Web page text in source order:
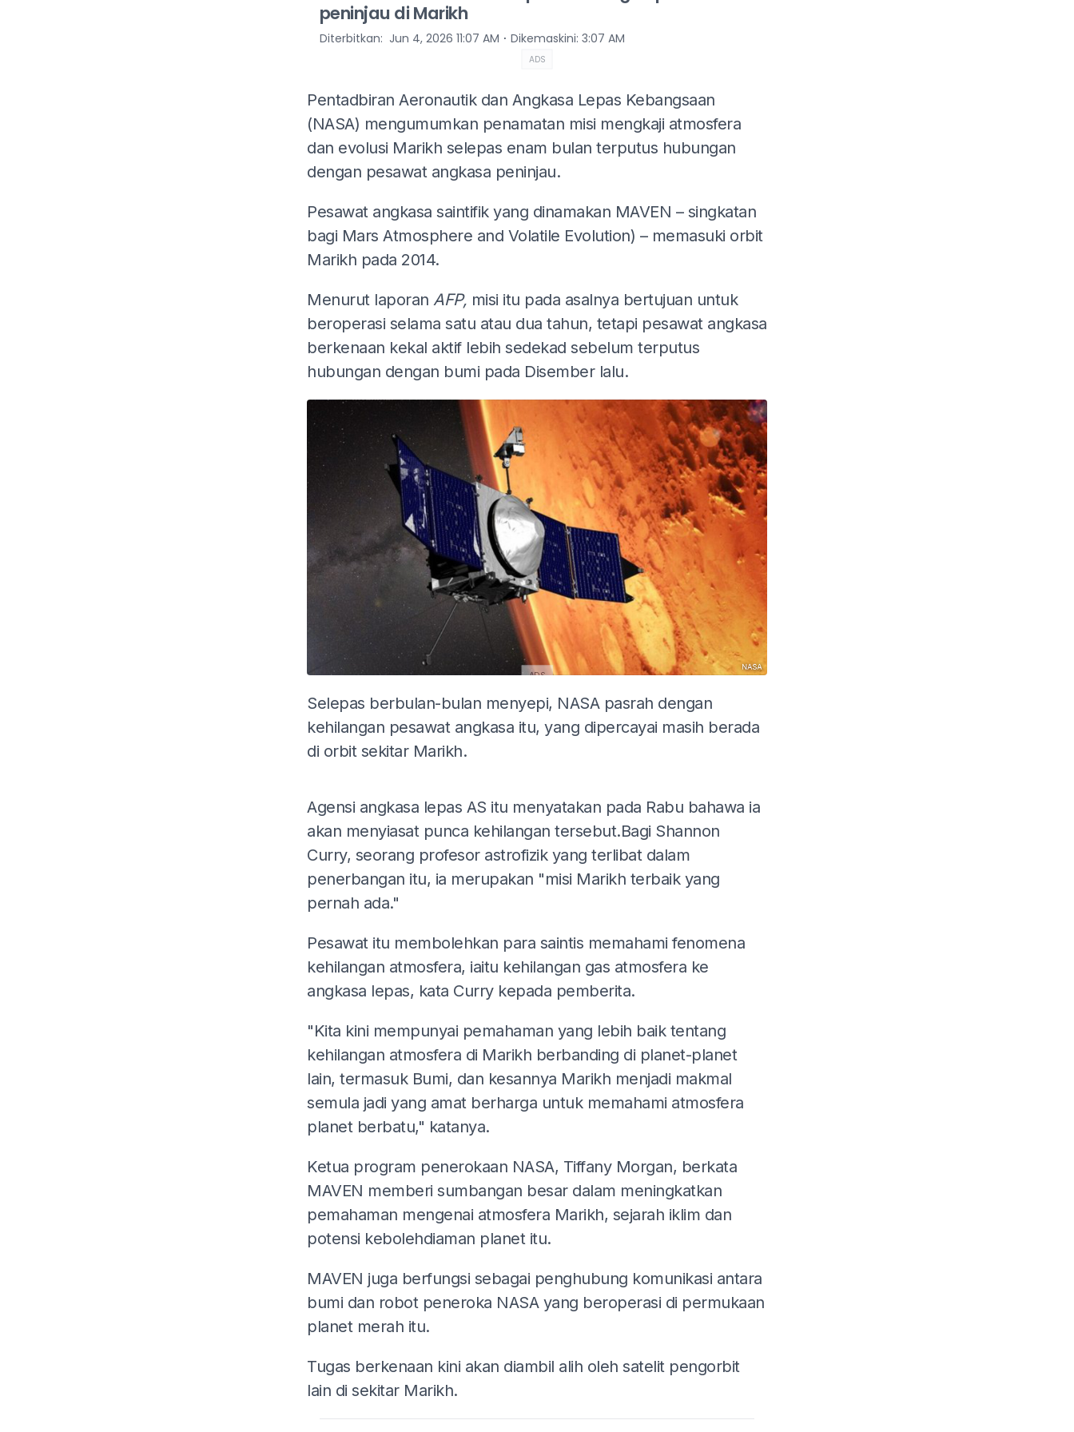
peninjau di Marikh
Diterbitkan: Jun 4, 2026 11:07 AM ⋅ Dikemaskini: 3:07 AM
ADS
Pentadbiran Aeronautik dan Angkasa Lepas Kebangsaan
(NASA) mengumumkan penamatan misi mengkaji atmosfera
dan evolusi Marikh selepas enam bulan terputus hubungan
dengan pesawat angkasa peninjau.
Pesawat angkasa saintifik yang dinamakan MAVEN – singkatan
bagi Mars Atmosphere and Volatile Evolution) – memasuki orbit
Marikh pada 2014.
Menurut laporan AFP, misi itu pada asalnya bertujuan untuk
beroperasi selama satu atau dua tahun, tetapi pesawat angkasa
berkenaan kekal aktif lebih sedekad sebelum terputus
hubungan dengan bumi pada Disember lalu.
ADS
Selepas berbulan-bulan menyepi, NASA pasrah dengan
kehilangan pesawat angkasa itu, yang dipercayai masih berada
di orbit sekitar Marikh.
Agensi angkasa lepas AS itu menyatakan pada Rabu bahawa ia
akan menyiasat punca kehilangan tersebut.Bagi Shannon
Curry, seorang profesor astrofizik yang terlibat dalam
penerbangan itu, ia merupakan "misi Marikh terbaik yang
pernah ada."
Pesawat itu membolehkan para saintis memahami fenomena
kehilangan atmosfera, iaitu kehilangan gas atmosfera ke
angkasa lepas, kata Curry kepada pemberita.
"Kita kini mempunyai pemahaman yang lebih baik tentang
kehilangan atmosfera di Marikh berbanding di planet-planet
lain, termasuk Bumi, dan kesannya Marikh menjadi makmal
semula jadi yang amat berharga untuk memahami atmosfera
planet berbatu," katanya.
Ketua program penerokaan NASA, Tiffany Morgan, berkata
MAVEN memberi sumbangan besar dalam meningkatkan
pemahaman mengenai atmosfera Marikh, sejarah iklim dan
potensi kebolehdiaman planet itu.
MAVEN juga berfungsi sebagai penghubung komunikasi antara
bumi dan robot peneroka NASA yang beroperasi di permukaan
planet merah itu.
Tugas berkenaan kini akan diambil alih oleh satelit pengorbit
lain di sekitar Marikh.